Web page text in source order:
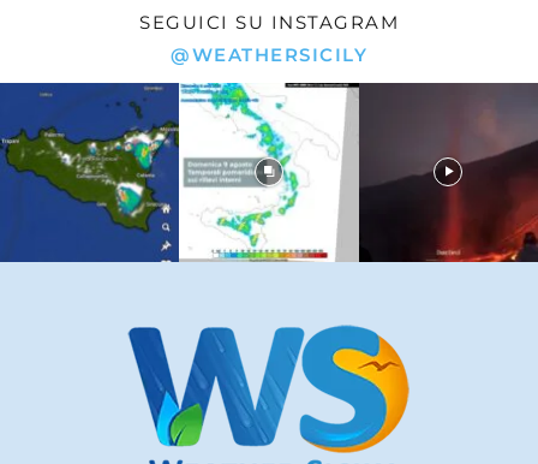
SEGUICI SU INSTAGRAM
@WEATHERSICILY